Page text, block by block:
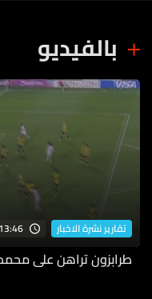
بالفيديو
تقارير نشرة الاخبار 13:46
طرابزون تراهن على